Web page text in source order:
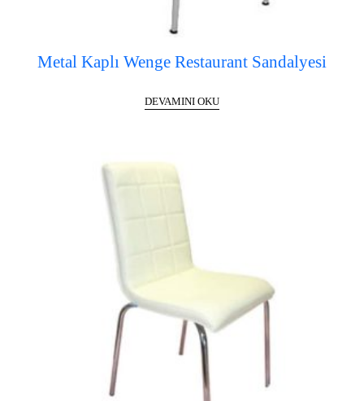
Metal Kaplı Wenge Restaurant Sandalyesi
DEVAMINI OKU